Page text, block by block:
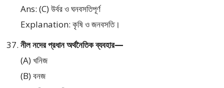
Ans: (C) উর্বর ও ঘনবসতিপূর্ণ
Explanation: কৃষি ও জনবসতি।
নীল নদের প্রধান অর্থনৈতিক ব্যবহার—
(A) খনিজ
(B) বনজ